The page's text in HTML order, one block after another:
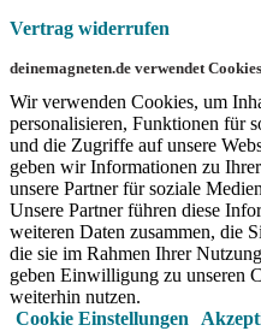
Vertrag widerrufen
deinemagneten.de verwendet
Wir verwenden Cookies, um
personalisieren, Funktionen für
und die Zugriffe auf unsere
geben wir Informationen zu
unsere Partner für soziale
Unsere Partner führen diese
weiteren Daten zusammen, die
die sie im Rahmen Ihrer
geben Einwilligung zu unseren
weiterhin nutzen.
Cookie Einstellungen